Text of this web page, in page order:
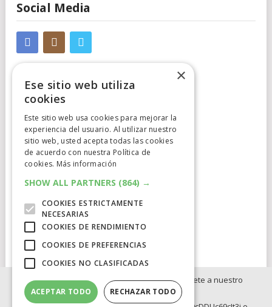
Social Media
Cumplimiento Normativo
Aviso Legal
Política de Privacidad
Política de Cookies
Clausula de afiliación
ELCATALEJOCOPYRIGHT © 2026.POWERED BYIDIGAUD
Si no quieres perderte ninguna novedad, únete a nuestro
WhatsApp:
×
Ese sitio web utiliza
cookies
Este sitio web usa cookies para mejorar la
experiencia del usuario. Al utilizar nuestro
sitio web, usted acepta todas las cookies
de acuerdo con nuestra Política de
cookies. Más información
SHOW ALL PARTNERS (864) →
COOKIES ESTRICTAMENTE
NECESARIAS
COOKIES DE RENDIMIENTO
COOKIES DE PREFERENCIAS
COOKIES NO CLASIFICADAS
ACEPTAR TODO RECHAZAR TODO